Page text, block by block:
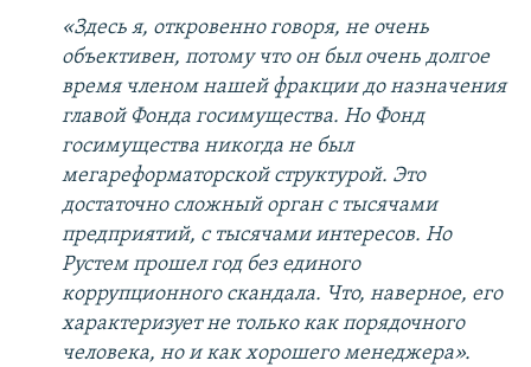
«Здесь я, откровенно говоря, не очень
объективен, потому что он был очень долгое
время членом нашей фракции до назначения
главой Фонда госимущества. Но Фонд
госимущества никогда не был
мегареформаторской структурой. Это
достаточно сложный орган с тысячами
предприятий, с тысячами интересов. Но
Рустем прошел год без единого
коррупционного скандала. Что, наверное, его
характеризует не только как порядочного
человека, но и как хорошего менеджера».